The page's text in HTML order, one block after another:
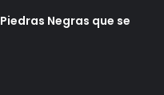
Negras que se